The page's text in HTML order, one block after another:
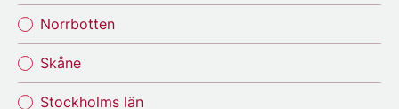
Norrbotten
Skåne
Stockholms län